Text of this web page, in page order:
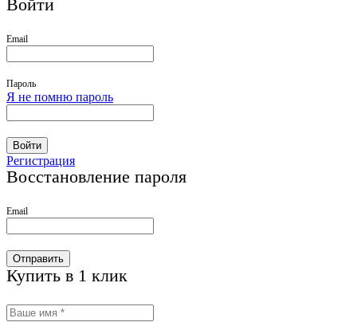
Войти
Email
Пароль
Я не помню пароль
Войти
Регистрация
Восстановление пароля
Email
Отправить
Купить в 1 клик